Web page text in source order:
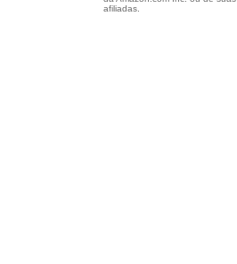
afiliadas.